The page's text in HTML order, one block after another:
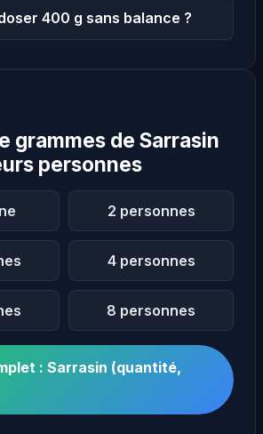
400 g sans balance ?
grammes de Sarrasin
personnes
2 personnes
4 personnes
8 personnes
: Sarrasin (quantité,